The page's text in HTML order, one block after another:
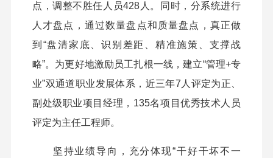
点，调整不胜任人员428人。同时，分系统进行
人才盘点，通过数量盘点和质量盘点，真正做
到“盘清家底、识别差距、精准施策、支撑战
略”。为更好地激励员工扎根一线，建立“管理+专
业”双通道职业发展体系，近三年7人评定为正、
副处级职业项目经理，135名项目优秀技术人员
评定为主任工程师。
坚持业绩导向，充分体现“干好干坏不一